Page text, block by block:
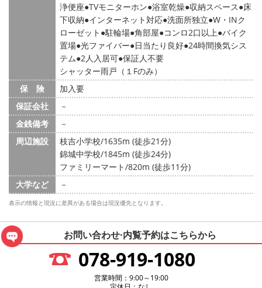
浄便座 TVモニターホン 浴室乾燥 収納スペース 床
下収納 インターネット対応 洗面所独立 W・INク
ローゼット 駐輪場 角部屋 コンロ2口以上 バイク
置場 光ファイバー 日当たり良好 24時間換気シス
テム 2人入居可 保証人不要
シャッター雨戸（１Fのみ）
保 険
加入要
保証会社
－
金銭備考
－
周辺施設
枝吉小学校/1635m (徒歩21分)
錦城中学校/1845m (徒歩24分)
ファミリーマート/820m (徒歩11分)
大学など
－
表示の情報と現況に差異がある場合は現況優先となります。
お問い合わせ·内覧予約はこちらから
078-919-1080
営業時間：9:00～19:00